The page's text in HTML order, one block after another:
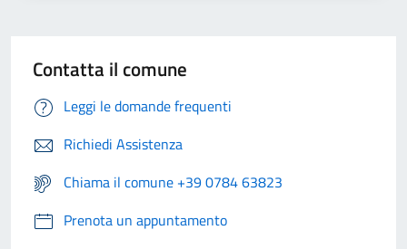
Contatta il comune
Leggi le domande frequenti
Richiedi Assistenza
Chiama il comune +39 0784 63823
Prenota un appuntamento